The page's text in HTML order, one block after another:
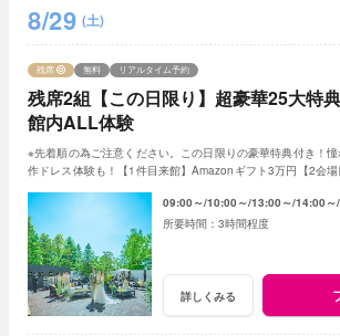
8/29 (土)
残席2組【この日限り】超豪華25大特
館内ALL体験
残席 無料 リアルタイム予約
※先着順の為ご注意ください。この日限りの豪華特典付き！
作ドレス体験も！【1件目来館】Amazonギフト3万円【2会場
09:00～ 10:00～ 13:00～ 14:00～
3時間程度
詳しくみる